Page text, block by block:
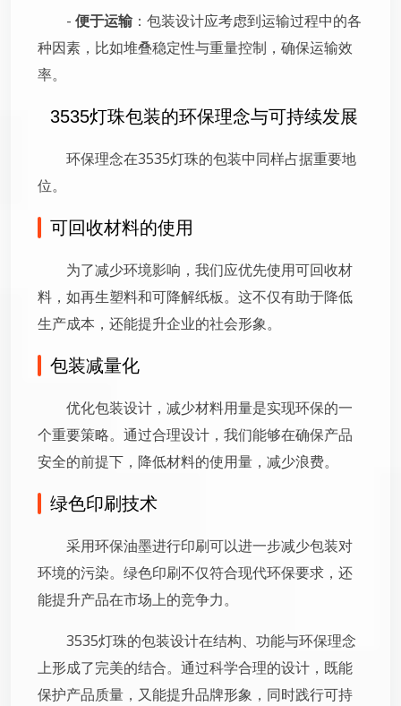
- 便于运输 ：包装设计应考虑到运输过程中的各
种因素，比如堆叠稳定性与重量控制，确保运输效
率。
3535灯珠包装的环保理念与可持续发展
环保理念在3535灯珠的包装中同样占据重要地
位。
可回收材料的使用
为了减少环境影响，我们应优先使用可回收材
料，如再生塑料和可降解纸板。这不仅有助于降低
生产成本，还能提升企业的社会形象。
包装减量化
优化包装设计，减少材料用量是实现环保的一
个重要策略。通过合理设计，我们能够在确保产品
安全的前提下，降低材料的使用量，减少浪费。
绿色印刷技术
采用环保油墨进行印刷可以进一步减少包装对
环境的污染。绿色印刷不仅符合现代环保要求，还
能提升产品在市场上的竞争力。
3535灯珠的包装设计在结构、功能与环保理念
上形成了完美的结合。通过科学合理的设计，既能
保护产品质量，又能提升品牌形象，同时践行可持